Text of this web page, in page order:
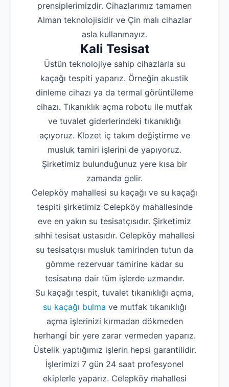
prensiplerimizdir. Cihazlarımız tamamen
Alman teknolojisidir ve Çin malı cihazlar
asla kullanmayız.
Kali Tesisat
Üstün teknolojiye sahip cihazlarla su
kaçağı tespiti yaparız. Örneğin akustik
dinleme cihazı ya da termal görüntüleme
cihazı. Tıkanıklık açma robotu ile mutfak
ve tuvalet giderlerindeki tıkanıklığı
açıyoruz. Klozet iç takım değiştirme ve
musluk tamiri işlerini de yapıyoruz.
Şirketimiz bulunduğunuz yere kısa bir
zamanda gelir.
Celepköy mahallesi su kaçağı ve su kaçağı
tespiti şirketimiz Celepköy mahallesinde
eve en yakın su tesisatçısıdır. Şirketimiz
sıhhi tesisat ustasıdır. Celepköy mahallesi
su tesisatçısı musluk tamirinden tutun da
gömme rezervuar tamirine kadar su
tesisatına dair tüm işlerde uzmandır.
Su kaçağı tespit, tuvalet tıkanıklığı açma,
su kaçağı bulma ve mutfak tıkanıklığı
açma işlerinizi kırmadan dökmeden
herhangi bir yere zarar vermeden yaparız.
Üstelik yaptığımız işlerin hepsi garantilidir.
İşlerimizi 7 gün 24 saat profesyonel
ekiplerle yaparız. Celepköy mahallesi